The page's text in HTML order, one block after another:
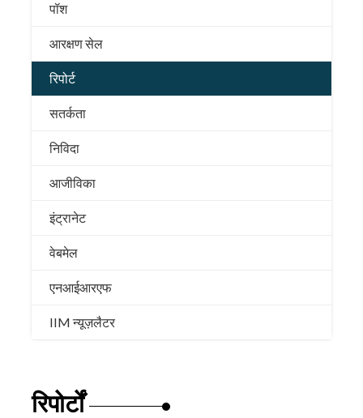
पॉश
आरक्षण सेल
रिपोर्ट
सतर्कता
निविदा
आजीविका
इंट्रानेट
वेबमेल
एनआईआरएफ
IIM न्यूज़लैटर
रिपोर्टों